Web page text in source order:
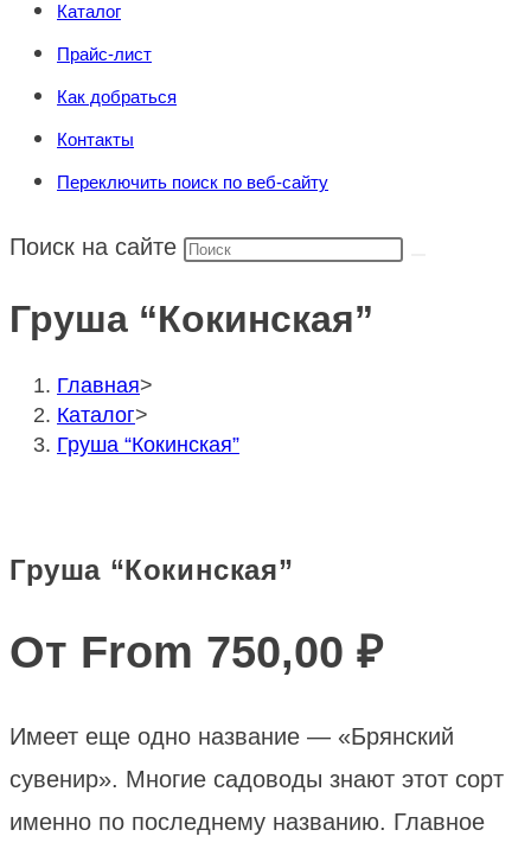
Каталог
Прайс-лист
Как добраться
Контакты
Переключить поиск по веб-сайту
Поиск на сайте
Груша “Кокинская”
Главная>
Каталог>
Груша “Кокинская”
Груша “Кокинская”
От From 750,00 ₽
Имеет еще одно название — «Брянский
сувенир». Многие садоводы знают этот сорт
именно по последнему названию. Главное